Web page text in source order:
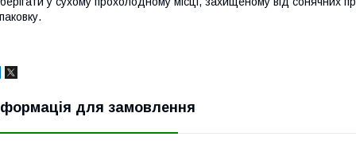
для замовлення